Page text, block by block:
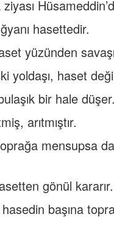
hasettedir.
yüzünden
yoldaşı, haset
bir hale düşer.
arıtmıştır.
mensupsa
gönül kararır.
başına